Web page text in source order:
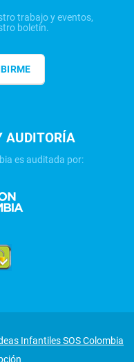
trabajo y eventos,
boletín.
AUDITORÍA
es auditada por:
Infantiles SOS Colombia